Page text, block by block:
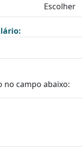
no campo abaixo: